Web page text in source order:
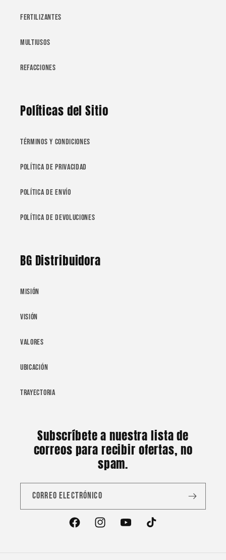
Fertilizantes
Multiusos
Refacciones
Políticas del Sitio
Términos y Condiciones
Política de Privacidad
Política de Envío
Política de Devoluciones
BG Distribuidora
Misión
Visión
Valores
Ubicación
Trayectoria
Subscríbete a nuestra lista de
correos para recibir ofertas, no
spam.
Correo electrónico
FacebookInstagramYouTube TikTok